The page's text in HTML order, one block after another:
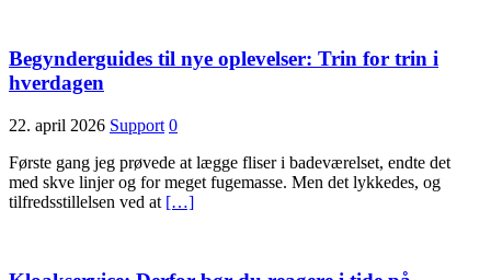
Begynderguides til nye oplevelser: Trin for trin i
hverdagen
22. april 2026 Support 0
Første gang jeg prøvede at lægge fliser i badeværelset, endte det
med skve linjer og for meget fugemasse. Men det lykkedes, og
tilfredsstillelsen ved at […]